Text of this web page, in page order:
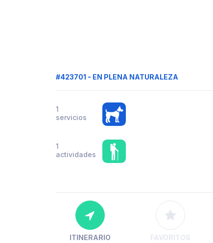
#423701 - EN PLENA NATURALEZA
1
servicios
1
actividades
ITINERARIO FAVORITOS